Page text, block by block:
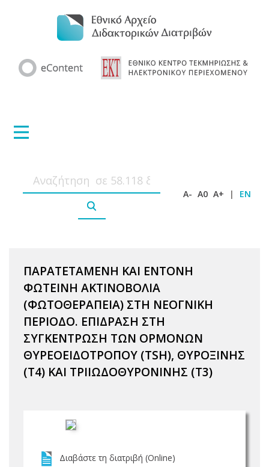
A- A0 A+ | EN
ΠΑΡΑΤΕΤΑΜΕΝΗ ΚΑΙ ΕΝΤΟΝΗ
ΦΩΤΕΙΝΗ ΑΚΤΙΝΟΒΟΛΙΑ
(ΦΩΤΟΘΕΡΑΠΕΙΑ) ΣΤΗ ΝΕΟΓΝΙΚΗ
ΠΕΡΙΟΔΟ. ΕΠΙΔΡΑΣΗ ΣΤΗ
ΣΥΓΚΕΝΤΡΩΣΗ ΤΩΝ ΟΡΜΟΝΩΝ
ΘΥΡΕΟΕΙΔΟΤΡΟΠΟΥ (TSH), ΘΥΡΟΞΙΝΗΣ
(T4) ΚΑΙ ΤΡΙΙΩΔΟΘΥΡΟΝΙΝΗΣ (Τ3)
Διαβάστε τη διατριβή (Online)